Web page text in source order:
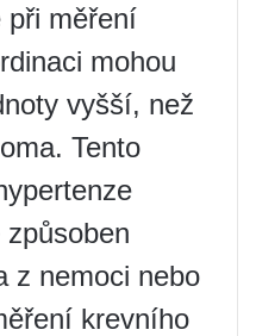
při měření
mohou
vyšší, než
Tento
způsoben
z nemoci nebo
krevního